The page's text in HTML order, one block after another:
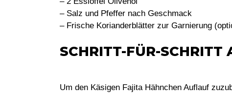
– Salz und Pfeffer nach Geschmack
– Frische Korianderblätter zur Garnierung
SCHRITT-FÜR-SCHRITT
Um den Käsigen Fajita Hähnchen Auflauf